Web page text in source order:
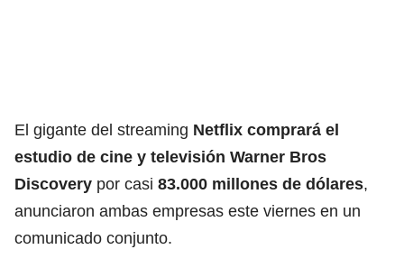
El gigante del streaming Netflix comprará el
estudio de cine y televisión Warner Bros
Discovery por casi 83.000 millones de dólares,
anunciaron ambas empresas este viernes en un
comunicado conjunto.